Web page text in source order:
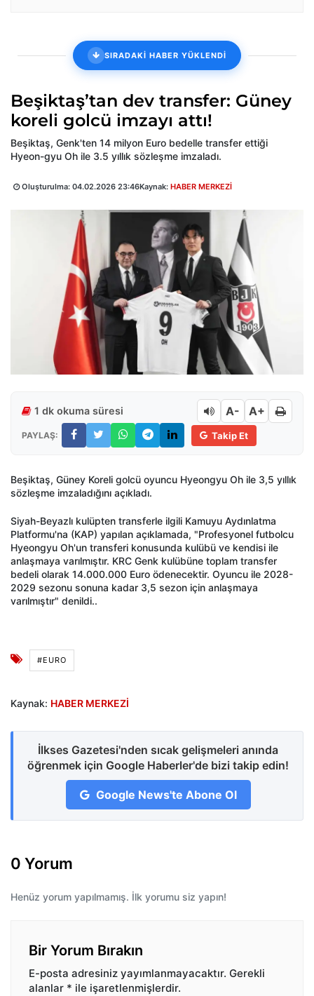
SIRADAKİ HABER YÜKLENDİ
Beşiktaş’tan dev transfer: Güney
koreli golcü imzayı attı!
Beşiktaş, Genk'ten 14 milyon Euro bedelle transfer ettiği
Hyeon-gyu Oh ile 3.5 yıllık sözleşme imzaladı.
Oluşturulma: 04.02.2026 23:46Kaynak: HABER MERKEZİ
1 dk okuma süresi A- A+
PAYLAŞ: Takip Et
Beşiktaş, Güney Koreli golcü oyuncu Hyeongyu Oh ile 3,5 yıllık
sözleşme imzaladığını açıkladı.
Siyah-Beyazlı kulüpten transferle ilgili Kamuyu Aydınlatma
Platformu'na (KAP) yapılan açıklamada, "Profesyonel futbolcu
Hyeongyu Oh'un transferi konusunda kulübü ve kendisi ile
anlaşmaya varılmıştır. KRC Genk kulübüne toplam transfer
bedeli olarak 14.000.000 Euro ödenecektir. Oyuncu ile 2028-
2029 sezonu sonuna kadar 3,5 sezon için anlaşmaya
varılmıştır" denildi..
#EURO
Kaynak: HABER MERKEZİ
İlkses Gazetesi'nden sıcak gelişmeleri anında
öğrenmek için Google Haberler'de bizi takip edin!
Google News'te Abone Ol
0 Yorum
Henüz yorum yapılmamış. İlk yorumu siz yapın!
Bir Yorum Bırakın
E-posta adresiniz yayımlanmayacaktır. Gerekli
alanlar * ile işaretlenmişlerdir.